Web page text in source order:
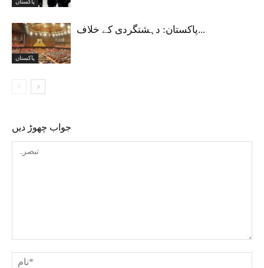
پاکستان
پاکستان
پاکستان: دہشتگردی کے خلاف...
جواب چھوڑ دیں